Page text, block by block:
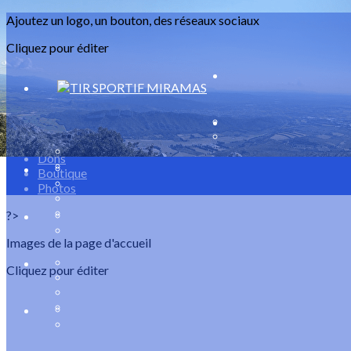
Exporter les lignes sélectionnées
Exporter toutes les colonnes
Exporter uniquement les colonnes affichées
Menu
<
>
Evènements
Dons
Boutique
Photos
Ajoutez un logo, un bouton, des réseaux sociaux
Cliquez pour éditer
?>
Images de la page d'accueil
Cliquez pour éditer